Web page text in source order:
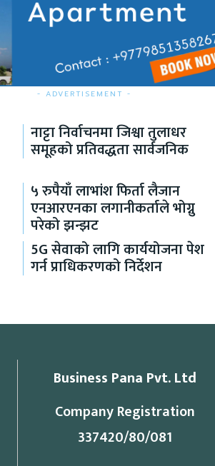
- ADVERTISEMENT -
नाट्टा निर्वाचनमा जिश्वा तुलाधर
समूहको प्रतिवद्धता सार्वजनिक
५ रुपैयाँ लाभांश फिर्ता लैजान
एनआरएनका लगानीकर्ताले भोग्नु
परेको झन्झट
5G सेवाको लागि कार्ययोजना पेश
गर्न प्राधिकरणको निर्देशन
Business Pana Pvt. Ltd
Company Registration
337420/80/081